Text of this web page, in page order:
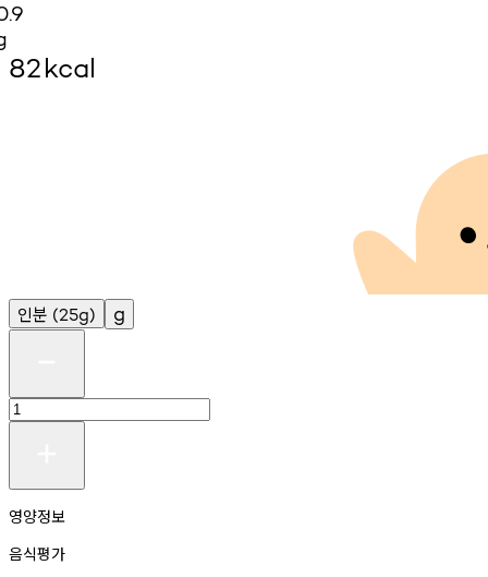
82kcal
인분 (25g) g
영양정보
음식평가